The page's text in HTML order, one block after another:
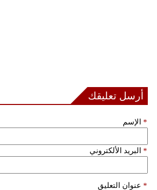
أرسل تعليقك
الإسم *
البريد الألكتروني *
عنوان التعليق *